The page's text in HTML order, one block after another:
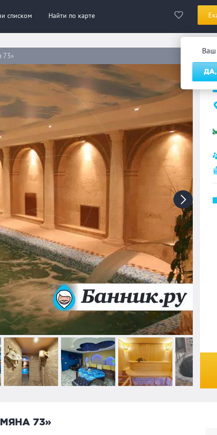
списком Найти по карте
73»
73»